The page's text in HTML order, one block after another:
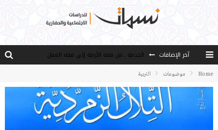
آخر الإضافات
الخدمة ..من فقه الأزمة إلى فقه العمل
مصادر العلم وسببه
النـزعة التجديدية عند الأستاذ فتح الله كولن
مدارس كولن: التعليم بوصفه مشروعًا لبناء الإنسان والمجتمع
Home موضوعات التربية